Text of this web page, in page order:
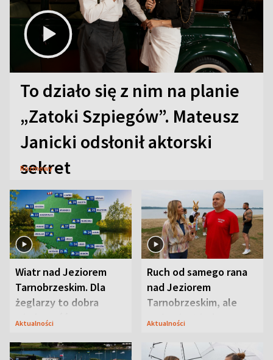
To działo się z nim na planie
„Zatoki Szpiegów”. Mateusz
Janicki odsłonił aktorski
sekret
Rozmowy
Wiatr nad Jeziorem
Tarnobrzeskim. Dla
żeglarzy to dobra
wiadomość
Aktualności
Ruch od samego rana
nad Jeziorem
Tarnobrzeskim, ale
ważna jest jedna
Aktualności